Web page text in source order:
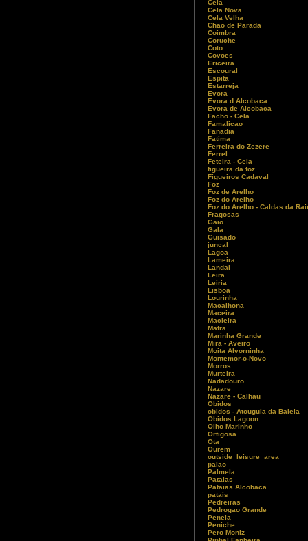
Cela
Cela Nova
Cela Velha
Chao de Parada
Coimbra
Coruche
Coto
Covoes
Ericeira
Escoural
Espita
Estarreja
Evora
Evora d Alcobaca
Evora de Alcobaca
Facho - Cela
Famalicao
Fanadia
Fatima
Ferreira do Zezere
Ferrel
Feteira - Cela
figueira da foz
Figueiros Cadaval
Foz
Foz de Arelho
Foz do Arelho
Foz do Arelho - Caldas da
Fragosas
Gaio
Gala
Guisado
juncal
Lagoa
Lameira
Landal
Leira
Leiria
Lisboa
Lourinha
Macalhona
Maceira
Macieira
Mafra
Marinha Grande
Mira - Aveiro
Moita Alvorninha
Montemor-o-Novo
Morros
Murteira
Nadadouro
Nazare
Nazare - Calhau
Obidos
obidos - Atouguia da Baleia
Obidos Lagoon
Olho Marinho
Ortigosa
Ota
Ourem
outside_leisure_area
paiao
Palmela
Pataias
Pataias Alcobaca
patais
Pedreiras
Pedrogao Grande
Penela
Peniche
Pero Moniz